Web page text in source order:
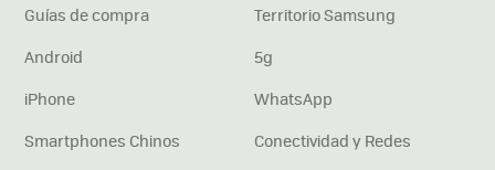
Guías de compra
Territorio Samsung
Android
5g
iPhone
WhatsApp
Smartphones Chinos
Conectividad y Redes